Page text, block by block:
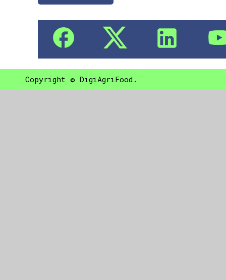
Copyright © DigiAgriFood.